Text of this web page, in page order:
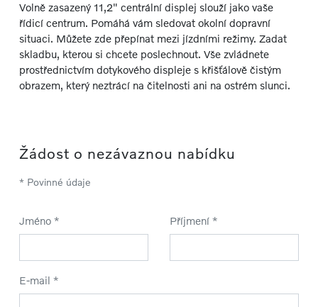
Volně zasazený 11,2" centrální displej slouží jako vaše
řídicí centrum. Pomáhá vám sledovat okolní dopravní
situaci. Můžete zde přepínat mezi jízdními režimy. Zadat
skladbu, kterou si chcete poslechnout. Vše zvládnete
prostřednictvím dotykového displeje s křišťálově čistým
obrazem, který neztrácí na čitelnosti ani na ostrém slunci.
Žádost o nezávaznou nabídku
* Povinné údaje
Jméno * Příjmení *
E-mail *